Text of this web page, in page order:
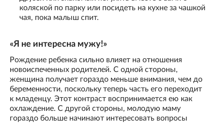
коляской по парку или посидеть на кухне за чашкой
чая, пока малыш спит.
«Я не интересна мужу!»
Рождение ребенка сильно влияет на отношения
новоиспеченных родителей. С одной стороны,
женщина получает гораздо меньше внимания, чем до
беременности, поскольку теперь часть его переходит
к младенцу. Этот контраст воспринимается ею как
охлаждение. С другой стороны, молодую маму
гораздо больше начинают интересовать вопросы